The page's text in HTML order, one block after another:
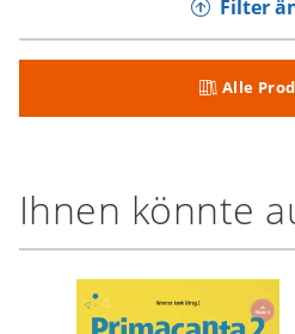
Filter
Alle
Ihnen könnte